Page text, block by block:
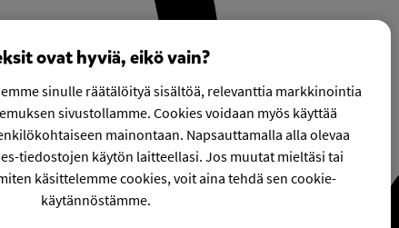
ovat hyviä, eikö vain?
sinulle räätälöityä sisältöä, relevanttia markkinointia
sivustollamme. Cookies voidaan myös käyttää
mainontaan. Napsauttamalla alla olevaa
tiedostojen käytön laitteellasi. Jos muutat mieltäsi tai
käsittelemme cookies, voit aina tehdä sen cookie-
käytännöstämme.